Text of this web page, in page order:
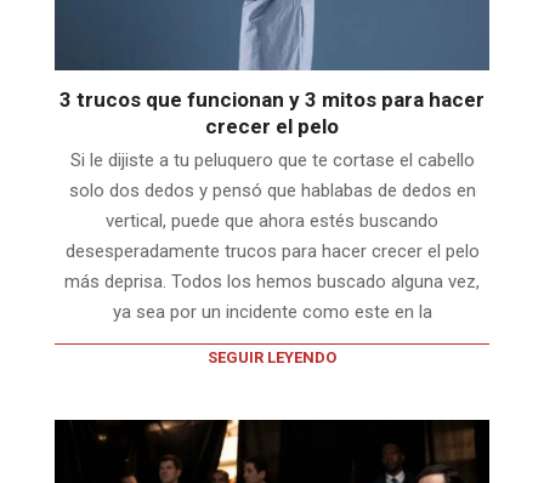
3 trucos que funcionan y 3 mitos para hacer
crecer el pelo
Si le dijiste a tu peluquero que te cortase el cabello
solo dos dedos y pensó que hablabas de dedos en
vertical, puede que ahora estés buscando
desesperadamente trucos para hacer crecer el pelo
más deprisa. Todos los hemos buscado alguna vez,
ya sea por un incidente como este en la
SEGUIR LEYENDO